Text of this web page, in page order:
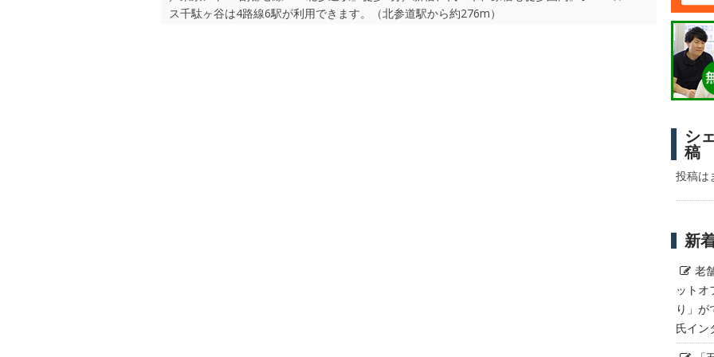
ス千駄ヶ谷は4路線6駅が利用できます。（北参道駅から約276m）
シ
稿
投稿は
新
老
ットオ
り」
氏イン